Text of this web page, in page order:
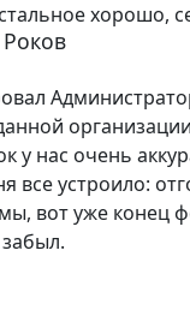
хорошо,
у нас очень
все устроило:
вот уже конец